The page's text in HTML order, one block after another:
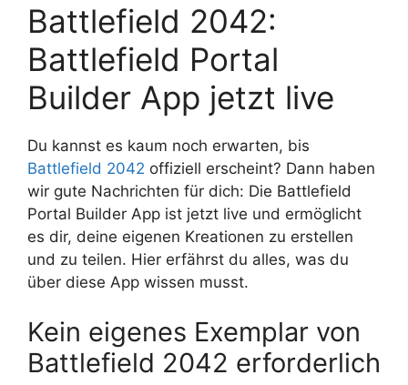
Battlefield 2042:
Battlefield Portal
Builder App jetzt live
Du kannst es kaum noch erwarten, bis
Battlefield 2042 offiziell erscheint? Dann haben
wir gute Nachrichten für dich: Die Battlefield
Portal Builder App ist jetzt live und ermöglicht
es dir, deine eigenen Kreationen zu erstellen
und zu teilen. Hier erfährst du alles, was du
über diese App wissen musst.
Kein eigenes Exemplar von
Battlefield 2042 erforderlich